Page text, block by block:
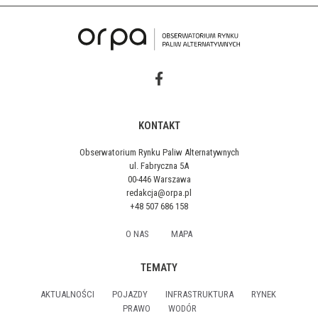
KONTAKT
Obserwatorium Rynku Paliw Alternatywnych
ul. Fabryczna 5A
00-446 Warszawa
redakcja@orpa.pl
+48 507 686 158
O NAS MAPA
TEMATY
AKTUALNOŚCI POJAZDY INFRASTRUKTURA
RYNEK
PRAWO
WODÓR